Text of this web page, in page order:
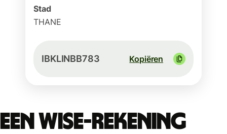
Stad
THANE
IBKLINBB783 Kopiëren
Een Wise-rekening